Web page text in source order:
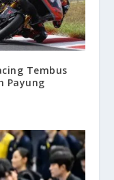
Tembus
Payung